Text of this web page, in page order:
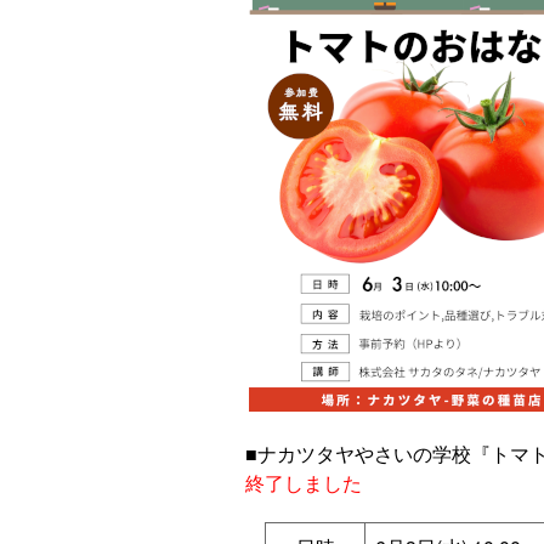
■ナカツタヤやさいの学校『トマ
終了しました